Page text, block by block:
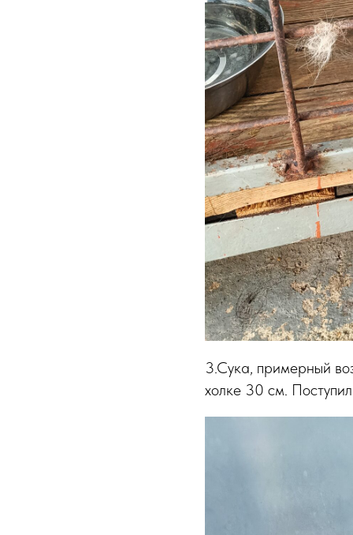
3.Сука, примерный
холке 30 см.